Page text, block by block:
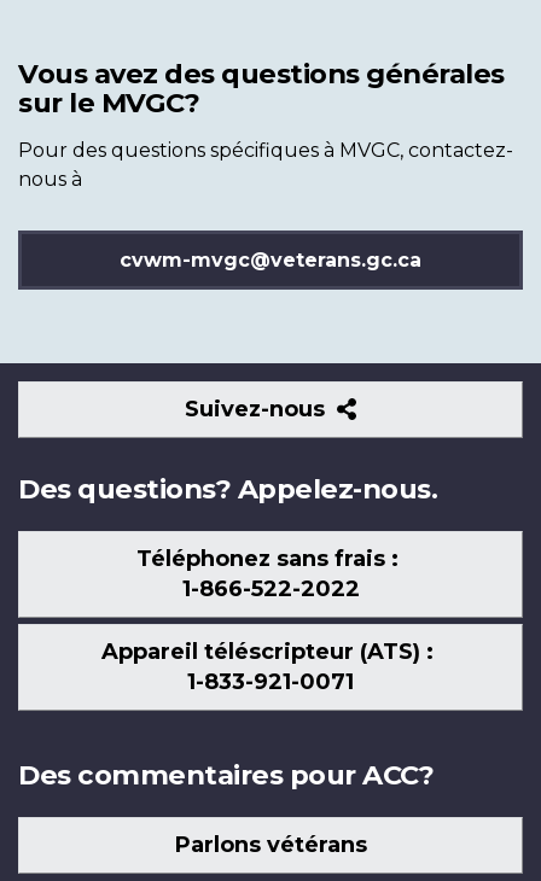
Vous avez des questions générales
sur le MVGC?
Pour des questions spécifiques à MVGC, contactez-
nous à
cvwm-mvgc@veterans.gc.ca
Suivez-nous
Suivez-
nous
Des questions? Appelez-nous.
Téléphonez sans frais :
1-866-522-2022
Appareil téléscripteur (ATS) :
1-833-921-0071
Des commentaires pour ACC?
Parlons vétérans